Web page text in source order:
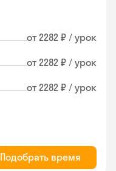
от 2282 ₽ / урок
от 2282 ₽ / урок
от 2282 ₽ / урок
Подобрать время